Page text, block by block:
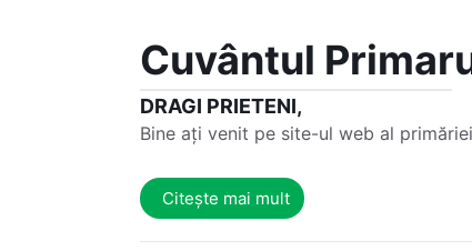
Cuvântul
DRAGI PRIETENI,
Bine ați venit pe site-ul web al
Citește mai mult